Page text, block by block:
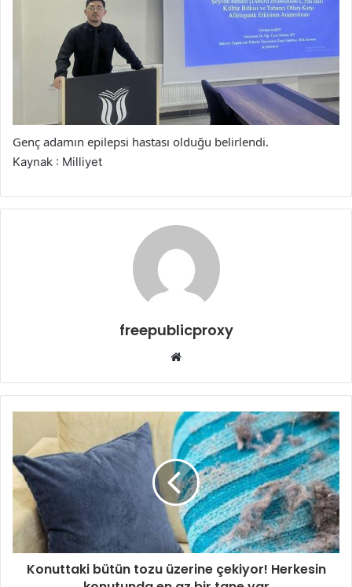
Genç adamın epilepsi hastası olduğu belirlendi.
Kaynak : Milliyet
freepublicproxy
Web
Konuttaki bütün tozu üzerine çekiyor! Herkesin